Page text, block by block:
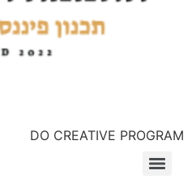
DO CREATIVE PROGRAM